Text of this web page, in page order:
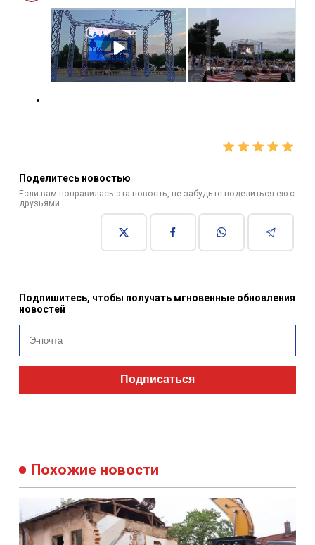
Поделитесь новостью
Если вам понравилась эта новость, не забудьте поделиться ею с
друзьями
Подпишитесь, чтобы получать мгновенные обновления
новостей
Подписаться
Похожие новости